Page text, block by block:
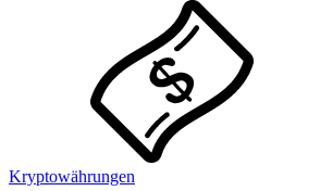
Kryptowährungen